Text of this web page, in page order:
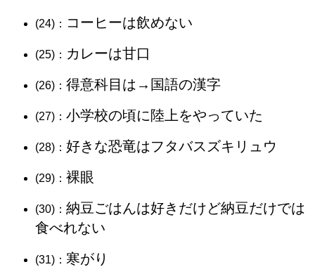
(24)： コーヒーは飲めない
(25)： カレーは甘口
(26)： 得意科目は→国語の漢字
(27)： 小学校の頃に陸上をやっていた
(28)： 好きな恐竜はフタバスズキリュウ
(29)： 裸眼
(30)： 納豆ごはんは好きだけど納豆だけでは
食べれない
(31)： 寒がり